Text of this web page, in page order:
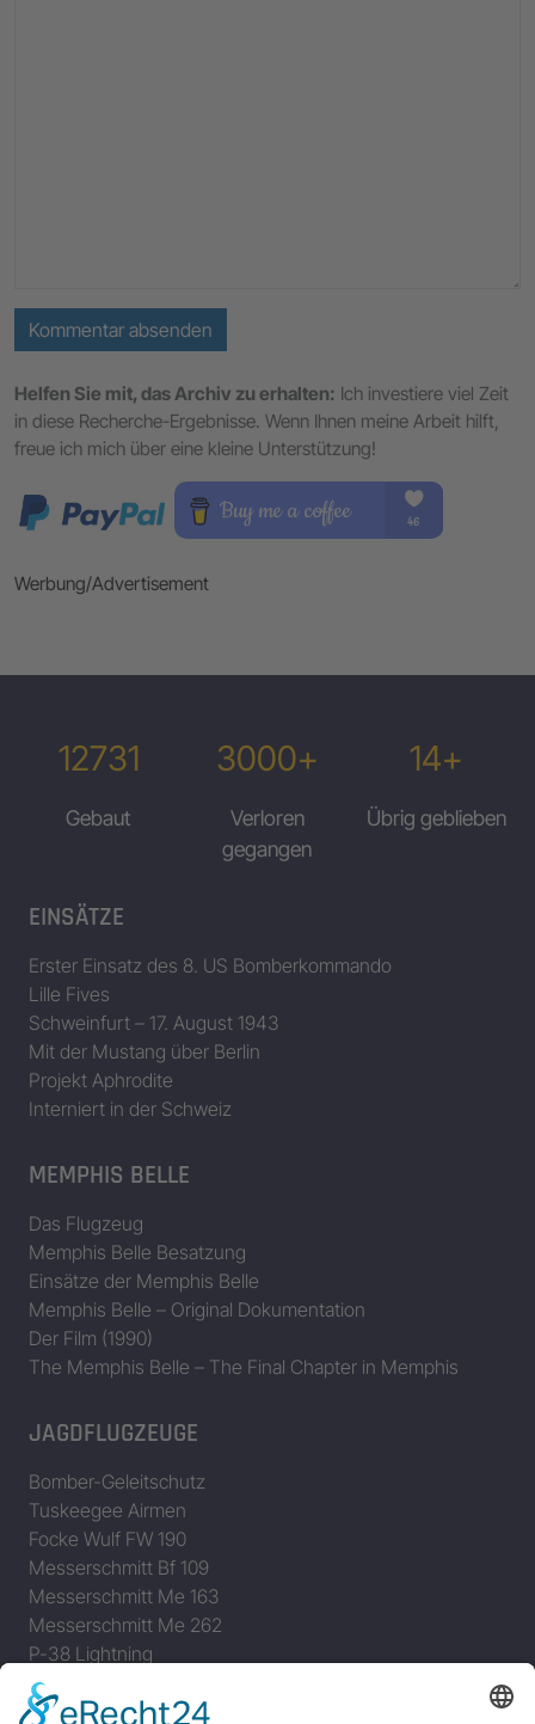
Kommentar absenden
Helfen Sie mit, das Archiv zu erhalten: Ich investiere viel Zeit
in diese Recherche-Ergebnisse. Wenn Ihnen meine Arbeit hilft,
freue ich mich über eine kleine Unterstützung!
Werbung/Advertisement
12731
Gebaut
3000+
Verloren
gegangen
14+
Übrig geblieben
EINSÄTZE
Erster Einsatz des 8. US Bomberkommando
Lille Fives
Schweinfurt – 17. August 1943
Mit der Mustang über Berlin
Projekt Aphrodite
Interniert in der Schweiz
MEMPHIS BELLE
Das Flugzeug
Memphis Belle Besatzung
Einsätze der Memphis Belle
Memphis Belle – Original Dokumentation
Der Film (1990)
The Memphis Belle – The Final Chapter in Memphis
JAGDFLUGZEUGE
Bomber-Geleitschutz
Tuskeegee Airmen
Focke Wulf FW 190
Messerschmitt Bf 109
Messerschmitt Me 163
Messerschmitt Me 262
P-38 Lightning
P-47 Thunderbolt
P-51 Mustang